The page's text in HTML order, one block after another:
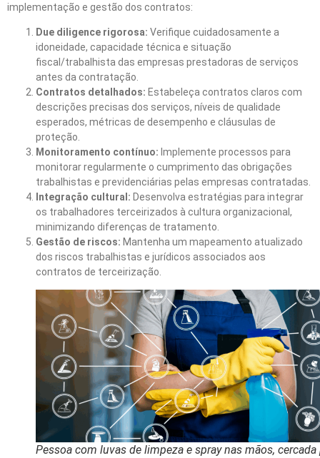
implementação e gestão dos contratos:
Due diligence rigorosa: Verifique cuidadosamente a
idoneidade, capacidade técnica e situação
fiscal/trabalhista das empresas prestadoras de serviços
antes da contratação.
Contratos detalhados: Estabeleça contratos claros com
descrições precisas dos serviços, níveis de qualidade
esperados, métricas de desempenho e cláusulas de
proteção.
Monitoramento contínuo: Implemente processos para
monitorar regularmente o cumprimento das obrigações
trabalhistas e previdenciárias pelas empresas contratadas.
Integração cultural: Desenvolva estratégias para integrar
os trabalhadores terceirizados à cultura organizacional,
minimizando diferenças de tratamento.
Gestão de riscos: Mantenha um mapeamento atualizado
dos riscos trabalhistas e jurídicos associados aos
contratos de terceirização.
Pessoa com luvas de limpeza e spray nas mãos, cercada